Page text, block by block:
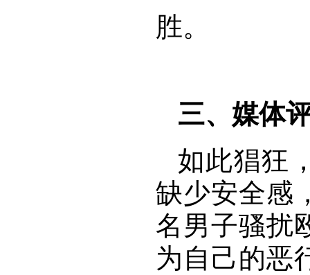
胜。
三、媒体
如此猖狂
缺少安全感
名男子骚扰
为自己的恶